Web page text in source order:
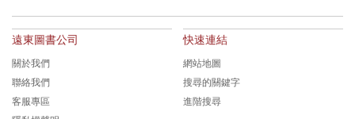
遠東圖書公司
關於我們
聯絡我們
客服專區
快速連結
網站地圖
搜尋的關鍵字
進階搜尋